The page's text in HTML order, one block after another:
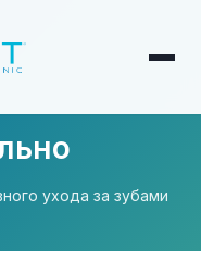
ухода за зубами